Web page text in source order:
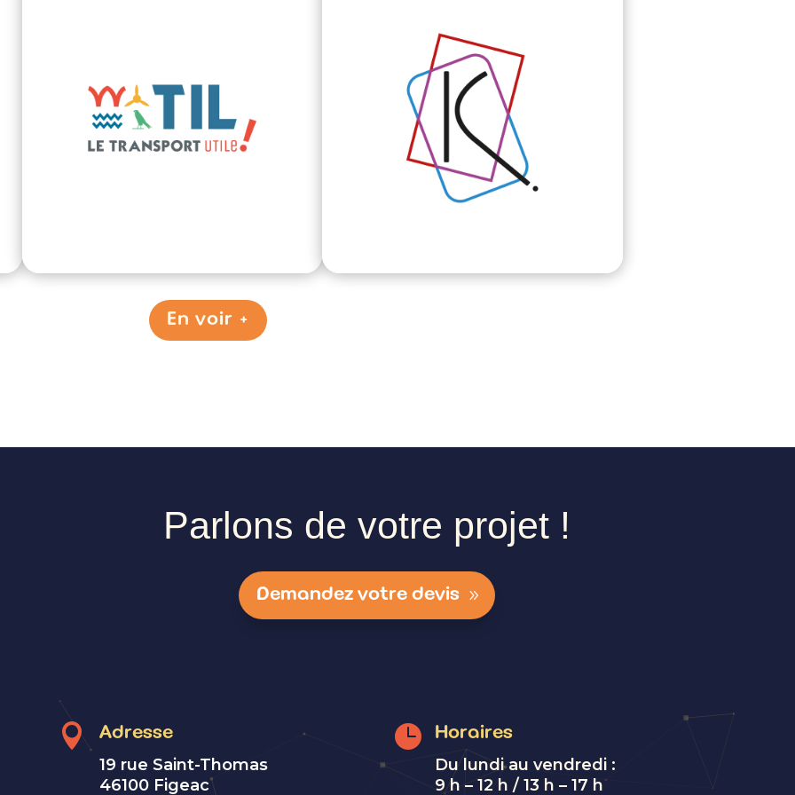
En voir +
Parlons de votre projet !
Demandez votre devis
 Adresse
19 rue Saint-Thomas
46100 Figeac
 Horaires
Du lundi au vendredi :
9 h – 12 h / 13 h – 17 h